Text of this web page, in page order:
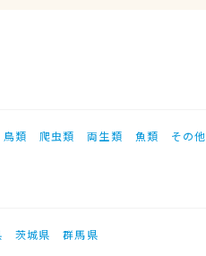
鳥類 爬虫類 両生類 魚類 その他
茨城県
群馬県